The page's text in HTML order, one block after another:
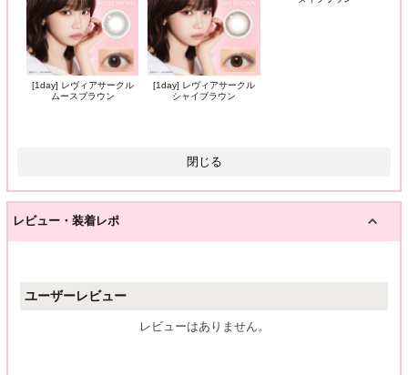
[1day] レヴィアサークル
ムースブラウン
[1day] レヴィアサークル
シャイブラウン
閉じる
レビュー・装着レポ
ユーザーレビュー
レビューはありません。